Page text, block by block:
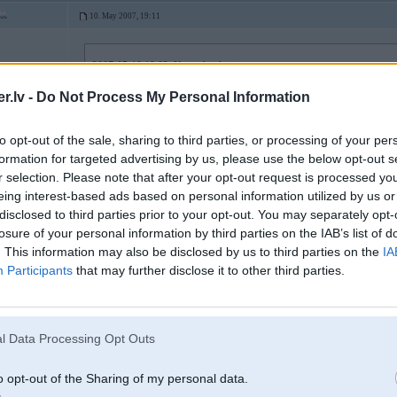
- Do Not Process My Personal Information
opt-out of the sale, sharing to third parties, or processing of your
for targeted advertising by us, please use the below opt-out
selection. Please note that after your opt-out request is processed
interest-based ads based on personal information utilized by us
to third parties prior to your opt-out. You may separately
of your personal information by third parties on the IAB’s list of
This information may also be disclosed by us to third parties on the
Participants that may further disclose it to other third parties.
Data Processing Opt Outs
opt-out of the Sharing of my personal data.
10. May 2007, 19:11
2007-05-10 19:02, Kaspich rakstīja:
2007-05-10 18:58, KM rakstīja:
Kaspar, Tu toch gribi zinaat kaut 1/10 no tipveida E65 kaiteem?
gadiijumi, kad iesaku pirkt E65:
1. nav sievas/miiljaakaas un citu intereshu
2. ir daudz liekas naudas, un gribaas redzeet tuuliiteeju, bet iislaiciigu
3. pieder personiigais specializeetais bmw serviss, ir stipra nervu
4. ieseezhoties auto, Tu kljusti miikstaaks par krievu
Nu nezinu, braucu ar 730d (feisliftoto) jau kādu laiku un neko sliktu pateikt
Vienīgais, ko esmu dzirdējis, ir tas ko Edzulis arī pieminēja - turbīna, kura
ventilācijas vārstu, kurš mēdz noklāties! Par kaut kā nolaušanu - kas tas par